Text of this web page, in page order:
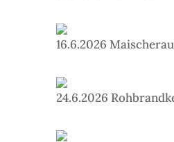
16.6.2026
24.6.2026